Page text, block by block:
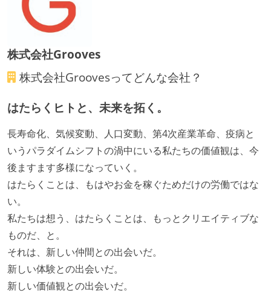
待遇・福利厚生
イが支給される
希望者には定価 6 万円以上のオフィスチェアが支給さ
ストックオプションまたは自社株購入支援制度がある
株式会社Grooves
株式会社Groovesってどんな会社？
はたらくヒトと、未来を拓く。
長寿命化、気候変動、人口変動、第4次産業革命、疫病と
いうパラダイムシフトの渦中にいる私たちの価値観は、今
後ますます多様になっていく。
はたらくことは、もはやお金を稼ぐためだけの労働ではな
い。
私たちは想う、はたらくことは、もっとクリエイティブな
ものだ、と。
それは、新しい仲間との出会いだ。
新しい体験との出会いだ。
新しい価値観との出会いだ。